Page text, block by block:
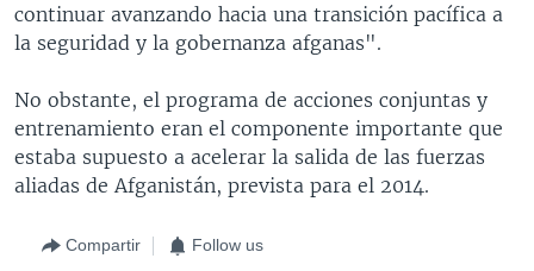
continuar avanzando hacia una transición pacífica a
la seguridad y la gobernanza afganas".
No obstante, el programa de acciones conjuntas y
entrenamiento eran el componente importante que
estaba supuesto a acelerar la salida de las fuerzas
aliadas de Afganistán, prevista para el 2014.
Compartir Follow us